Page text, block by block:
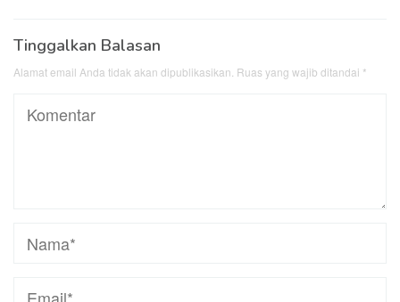
Tinggalkan Balasan
Alamat email Anda tidak akan dipublikasikan. Ruas yang wajib ditandai *